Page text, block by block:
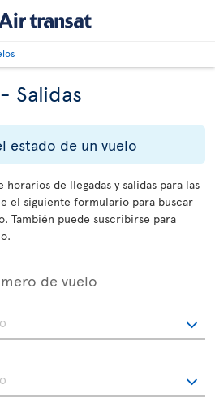
Salidas
estado de un vuelo
de llegadas y salidas para las
el siguiente formulario para buscar
También puede suscribirse para
de vuelo